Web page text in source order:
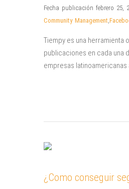
Fecha publicación febrero 25,
Community Management,
Tiempy es una herramienta
publicaciones en cada una
empresas latinoamericanas
¿Como conseguir